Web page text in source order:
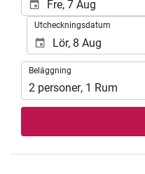
Utcheckningsdatum
Beläggning
Beläggning
2 personer, 1 Rum